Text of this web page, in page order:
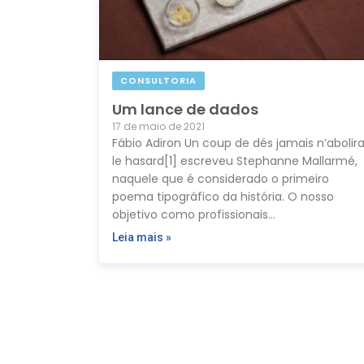
CONSULTORIA
Um lance de dados
17 de maio de 2021
Fábio Adiron Un coup de dés jamais n’abolira
le hasard[1] escreveu Stephanne Mallarmé,
naquele que é considerado o primeiro
poema tipográfico da história. O nosso
objetivo como profissionais…
Leia mais »